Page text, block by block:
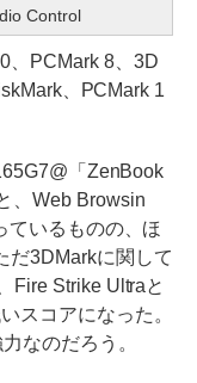
Control
、PCMark 8、3D
、PCMark 1
「ZenBook
、Web Browsin
いるものの、ほ
だ3DMarkに関して
Fire Strike Ultraと
スコアになった。
なのだろう。